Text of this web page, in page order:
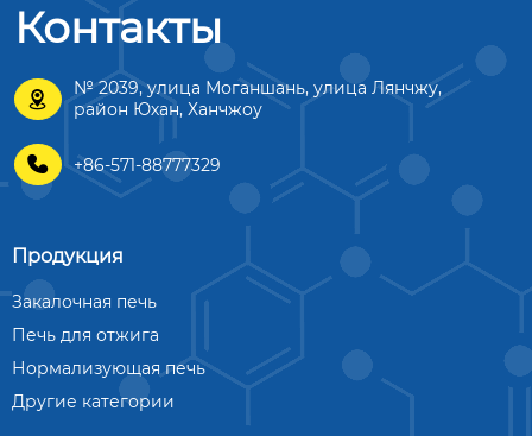
Контакты

№ 2039, улица Моганшань, улица Лянчжу,
район Юхан, Ханчжоу
 +86-571-88777329
Продукция
Закалочная печь
Печь для отжига
Нормализующая печь
Другие категории